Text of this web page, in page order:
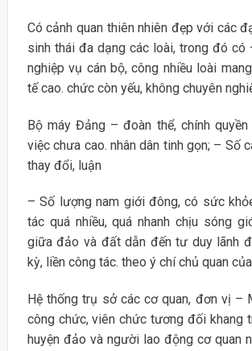
Có cảnh quan thiên nhiên đẹp với các
sinh thái đa dạng các loài, trong đó có
nghiệp vụ cán bộ, công nhiều loài
tế cao. chức còn yếu, không chuyên
Bộ máy Đảng – đoàn thể, chính
việc chưa cao. nhân dân tinh gọn; – Số
thay đổi, luận
– Số lượng nam giới đông, có sức
tác quá nhiều, quá nhanh chịu sóng
giữa đảo và đất dẫn đến tư duy lãnh
kỳ, liền công tác. theo ý chí chủ quan
Hệ thống trụ sở các cơ quan, đơn vị –
công chức, viên chức tương đối khang
huyện đảo và người lao động cơ quan